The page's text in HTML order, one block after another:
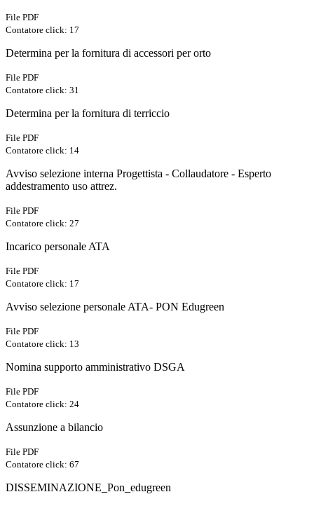
File PDF
Contatore click: 17
Determina per la fornitura di accessori per orto
File PDF
Contatore click: 31
Determina per la fornitura di terriccio
File PDF
Contatore click: 14
Avviso selezione interna Progettista - Collaudatore - Esperto
addestramento uso attrez.
File PDF
Contatore click: 27
Incarico personale ATA
File PDF
Contatore click: 17
Avviso selezione personale ATA- PON Edugreen
File PDF
Contatore click: 13
Nomina supporto amministrativo DSGA
File PDF
Contatore click: 24
Assunzione a bilancio
File PDF
Contatore click: 67
DISSEMINAZIONE_Pon_edugreen